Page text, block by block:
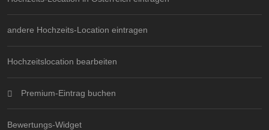
andere Hochzeits-Location eintragen
Hochzeitslocation bearbeiten
Premium-Eintrag buchen
Bewertungs-Widget